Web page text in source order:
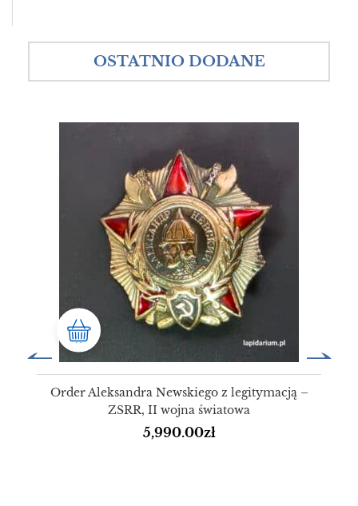
OSTATNIO DODANE
Order Aleksandra Newskiego z legitymacją –
ZSRR, II wojna światowa
5,990.00zł